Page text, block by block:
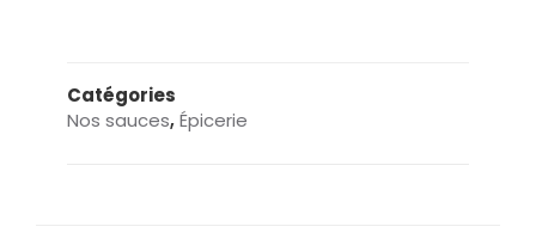
Catégories
Nos sauces,Épicerie